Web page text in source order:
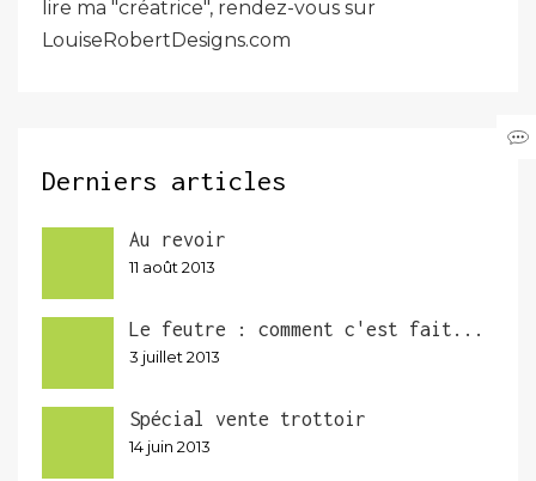
lire ma "créatrice", rendez-vous sur
LouiseRobertDesigns.com
Derniers articles
Au revoir
11 août 2013
Le feutre : comment c'est fait...
3 juillet 2013
Spécial vente trottoir
14 juin 2013